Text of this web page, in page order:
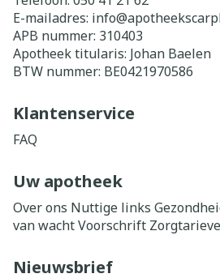
E-mailadres: info@
APB nummer: 310403
Apotheek titularis: Johan Baelen
BTW nummer: BE0421970586
Klantenservice
FAQ
Uw apotheek
Over ons Nuttige links
van wachtVoorschrift
Nieuwsbrief